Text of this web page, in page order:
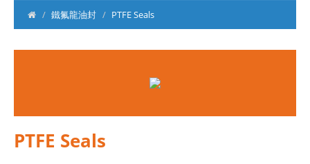
鐵氟龍油封 PTFE Seals
PTFE Seals